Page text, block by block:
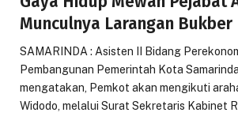
Munculnya Larangan Bukber
SAMARINDA : Asisten II Bidang
Pembangunan Pemerintah Kota Samarinda
mengatakan, Pemkot akan mengikuti
Widodo, melalui Surat Sekretaris Kabinet